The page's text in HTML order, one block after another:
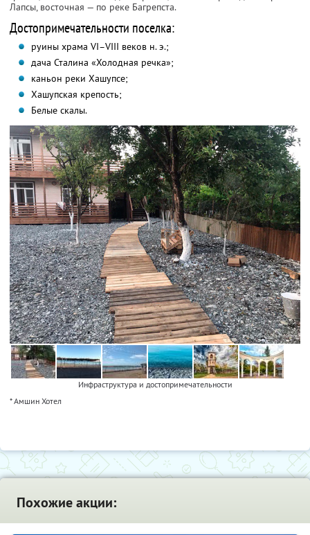
Лапсы, восточная — по реке Багрепста.
Достопримечательности поселка:
руины храма VI–VIII веков н. э.;
дача Сталина «Холодная речка»;
каньон реки Хашупсе;
Хашупская крепость;
Белые скалы.
Инфраструктура и достопримечательности
* Амшин Хотел
Похожие акции: